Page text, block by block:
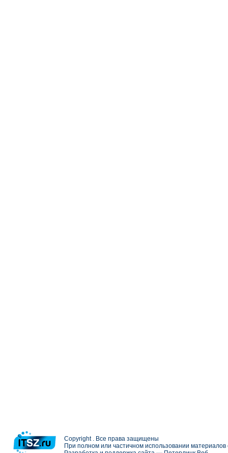
Copyright . Все права защищены
При полном или частичном использовании